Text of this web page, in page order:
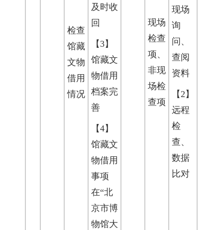
检查
馆藏
文物
借用
情况
及时收
回
【3】
馆藏文
物借用
档案完
善
【4】
馆藏文
物借用
事项
在“北
京市博
物馆大
现场
检查
项、
非现
场检
查项
现场
询
问、
查阅
资料
【2】
远程
检
查、
数据
比对